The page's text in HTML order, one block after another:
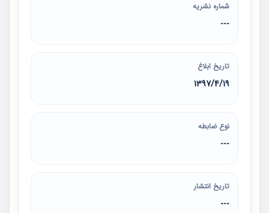
شماره نشریه
---
تاریخ ابلاغ
1397/4/19
نوع ضابطه
---
تاریخ انتشار
---